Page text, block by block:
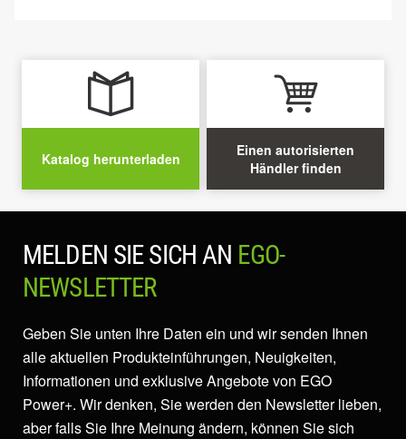
Katalog herunterladen
Einen autorisierten
Händler finden
MELDEN SIE SICH AN EGO-
NEWSLETTER
Geben Sie unten Ihre Daten ein und wir senden Ihnen
alle aktuellen Produkteinführungen, Neuigkeiten,
Informationen und exklusive Angebote von EGO
Power+. Wir denken, Sie werden den Newsletter lieben,
aber falls Sie Ihre Meinung ändern, können Sie sich